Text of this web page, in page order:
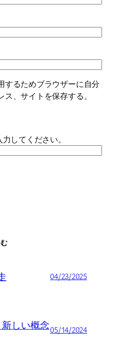
するためブラウザーに自分
、サイトを保存する。
してください。
04/23/2025
しい概念05/14/2024